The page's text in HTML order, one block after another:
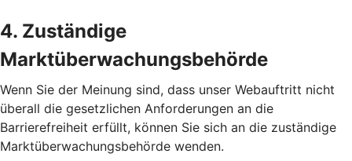
4. Zuständige
Marktüberwachungsbehörde
Wenn Sie der Meinung sind, dass unser Webauftritt nicht
überall die gesetzlichen Anforderungen an die
Barrierefreiheit erfüllt, können Sie sich an die zuständige
Marktüberwachungsbehörde wenden.